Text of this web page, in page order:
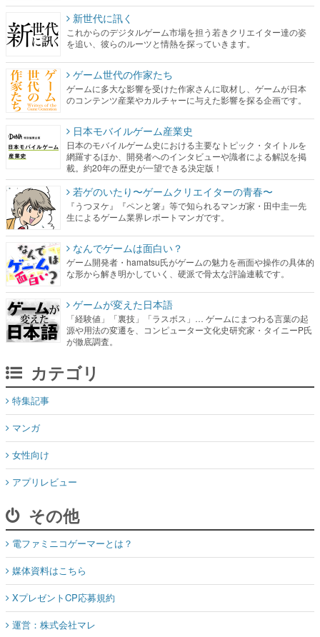
新世代に訊く
これからのデジタルゲーム市場を担う若きクリエイター達の姿
を追い、彼らのルーツと情熱を探っていきます。
ゲーム世代の作家たち
ゲームに多大な影響を受けた作家さんに取材し、ゲームが日本
のコンテンツ産業やカルチャーに与えた影響を探る企画です。
日本モバイルゲーム産業史
日本のモバイルゲーム史における主要なトピック・タイトルを
網羅するほか、開発者へのインタビューや識者による解説を掲
載。約20年の歴史が一望できる決定版！
若ゲのいたり〜ゲームクリエイターの青春〜
『うつヌケ』『ペンと箸』等で知られるマンガ家・田中圭一先
生によるゲーム業界レポートマンガです。
なんでゲームは面白い？
ゲーム開発者・hamatsu氏がゲームの魅力を画面や操作の具体的
な形から解き明かしていく、硬派で骨太な評論連載です。
ゲームが変えた日本語
「経験値」「裏技」「ラスボス」… ゲームにまつわる言葉の起
源や用法の変遷を、コンピューター文化史研究家・タイニーP氏
が徹底調査。
カテゴリ
特集記事
マンガ
女性向け
アプリレビュー
その他
電ファミニコゲーマーとは？
媒体資料はこちら
XプレゼントCP応募規約
運営：株式会社マレ